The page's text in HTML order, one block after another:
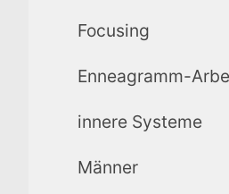
Focusing
Enneagramm-
innere Systeme
Männer